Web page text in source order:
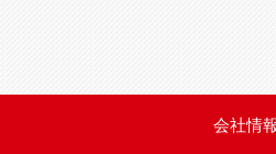
会社情